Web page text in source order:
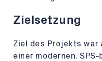
Zielsetzung
Ziel des Projekts war
einer modernen,